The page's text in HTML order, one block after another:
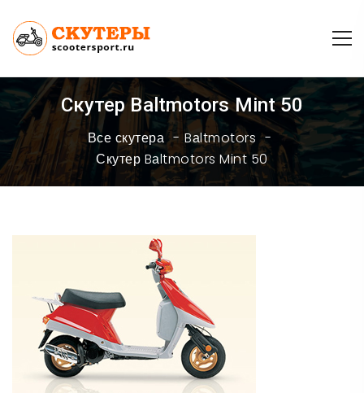
Скутер Bаltmotors Mint 50
Все скутера
Bаltmotors
Скутер Bаltmotors Mint 50